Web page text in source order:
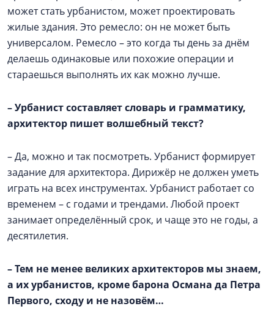
может стать урбанистом, может проектировать
жилые здания. Это ремесло: он не может быть
универсалом. Ремесло – это когда ты день за днём
делаешь одинаковые или похожие операции и
стараешься выполнять их как можно лучше.
–Урбанист составляет словарь и грамматику,
архитектор пишет волшебный текст?
– Да, можно и так посмотреть. Урбанист формирует
задание для архитектора. Дирижёр не должен уметь
играть на всех инструментах. Урбанист работает со
временем – с годами и трендами. Любой проект
занимает определённый срок, и чаще это не годы, а
десятилетия.
–Тем не менее великих архитекторов мы знаем,
а их урбанистов, кроме барона Османа да Петра
Первого, сходу и не назовём…